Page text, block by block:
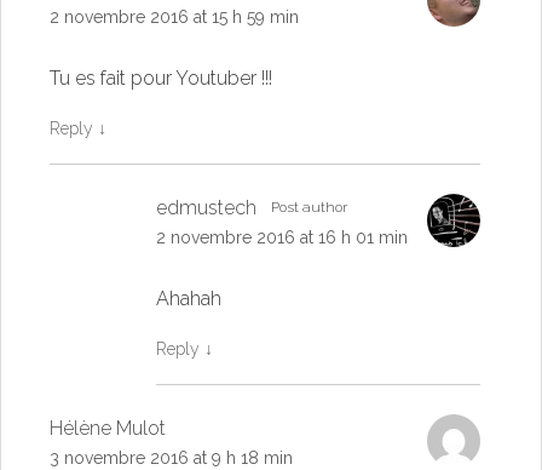
2 novembre 2016 at 15 h 59 min
Tu es fait pour Youtuber !!!
Reply ↓
edmustech Post author
2 novembre 2016 at 16 h 01 min
Ahahah
Reply ↓
Hélène Mulot
3 novembre 2016 at 9 h 18 min